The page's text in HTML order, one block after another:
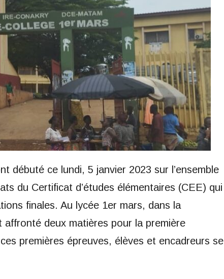
débuté ce lundi, 5 janvier 2023 sur l’ensemble
du Certificat d’études élémentaires (CEE) qui
finales. Au lycée 1er mars, dans la
affronté deux matières pour la première
premières épreuves, élèves et encadreurs se